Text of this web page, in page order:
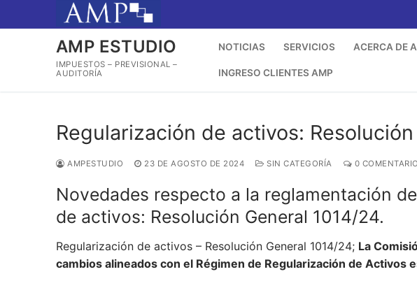
al
AMP ESTUDIO
IMPUESTOS – PREVISIONAL –
AUDITORÍA
NOTICIAS SERVICIOS ACERCA DE
INGRESO CLIENTES AMP
Regularización de activos:
AMPESTUDIO 23 DE AGOSTO DE 2024 SIN CATEGORÍA 0
Novedades respecto a la reglamentación
de activos: Resolución General 1014/24.
Regularización de activos – Resolución General 1014/24; La
cambios alineados con el Régimen de Regularización de Activos